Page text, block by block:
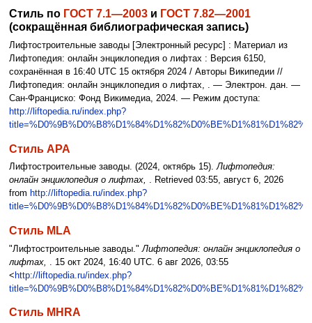
Стиль по ГОСТ 7.1—2003и ГОСТ 7.82—2001
(сокращённая библиографическая запись)
Лифтостроительные заводы [Электронный ресурс] : Материал из
Лифтопедия: онлайн энциклопедия о лифтах : Версия 6150,
сохранённая в 16:40 UTC 15 октября 2024 / Авторы Википедии //
Лифтопедия: онлайн энциклопедия о лифтах, . — Электрон. дан. —
Сан-Франциско: Фонд Викимедиа, 2024. — Режим доступа:
http://liftopedia.ru/index.php?
Стиль APA
Лифтостроительные заводы. (2024, октябрь 15).Лифтопедия:
онлайн энциклопедия о лифтах, . Retrieved 03:55, август 6, 2026
from http://liftopedia.ru/index.php?
Стиль MLA
"Лифтостроительные заводы." Лифтопедия: онлайн энциклопедия о
лифтах,
. 15 окт 2024, 16:40 UTC. 6 авг 2026, 03:55
< http://liftopedia.ru/index.php?
Стиль MHRA